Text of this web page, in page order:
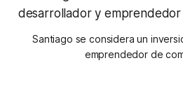
Santiago se considera un
emprendedor de